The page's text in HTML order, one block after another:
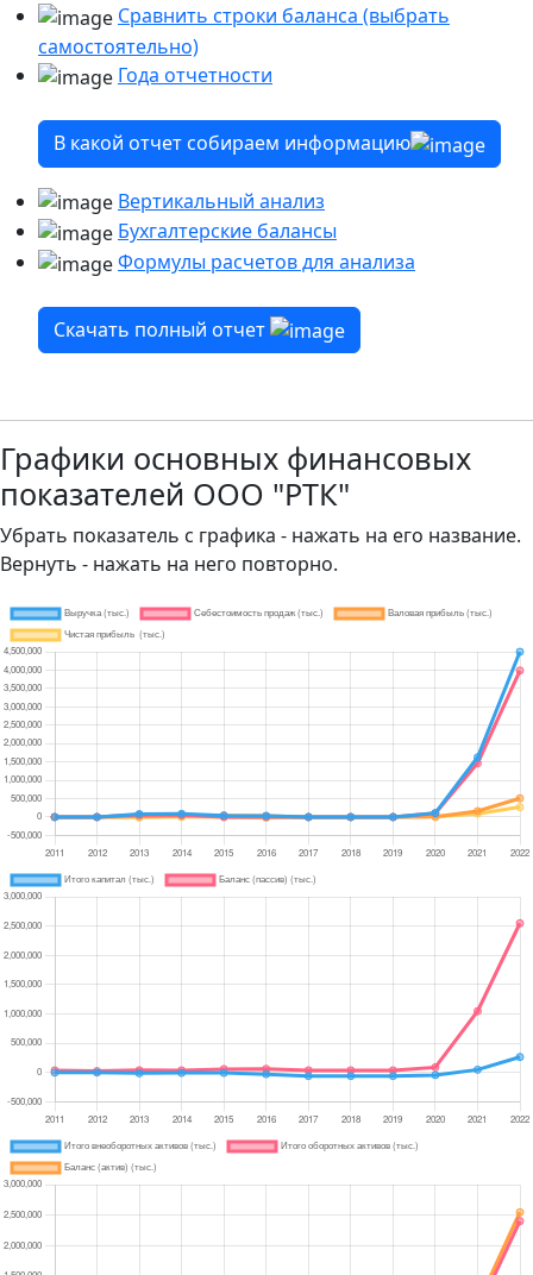
Сравнить строки баланса (выбрать
самостоятельно)
Года отчетности
В какой отчет собираем информацию
Вертикальный анализ
Бухгалтерские балансы
Формулы расчетов для анализа
Скачать полный отчет
Графики основных финансовых
показателей ООО "РТК"
Убрать показатель с графика - нажать на его название.
Вернуть - нажать на него повторно.